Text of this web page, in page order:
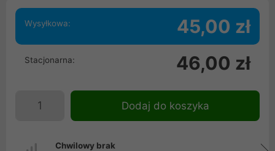
Wysyłkowa: 45,00 zł
Stacjonarna: 46,00 zł
Dodaj do koszyka
Chwilowy brak